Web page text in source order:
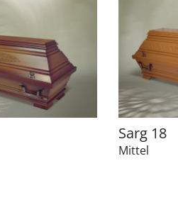
Sarg 18
Mittel